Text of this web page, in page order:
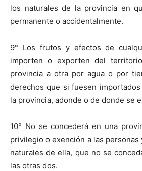
los naturales de la provincia en
permanente o accidentalmente.
9° Los frutos y efectos de
importen o exporten del
provincia a otra por agua o por
derechos que si fuesen
la provincia, adonde o de donde se
10° No se concederá en una
privilegio o exención a las
naturales de ella, que no se
las otras dos.